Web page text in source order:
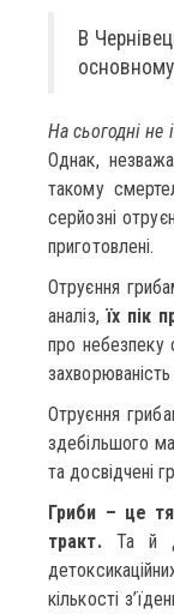
В
основному
На сьогодні не
Однак,
такому
серйозні
приготовлені.
Отруєння
аналіз,їх пік
про небезпеку
Отруєння
здебільшого
та досвідчені
Гриби – це
тракт.Та й
кількості